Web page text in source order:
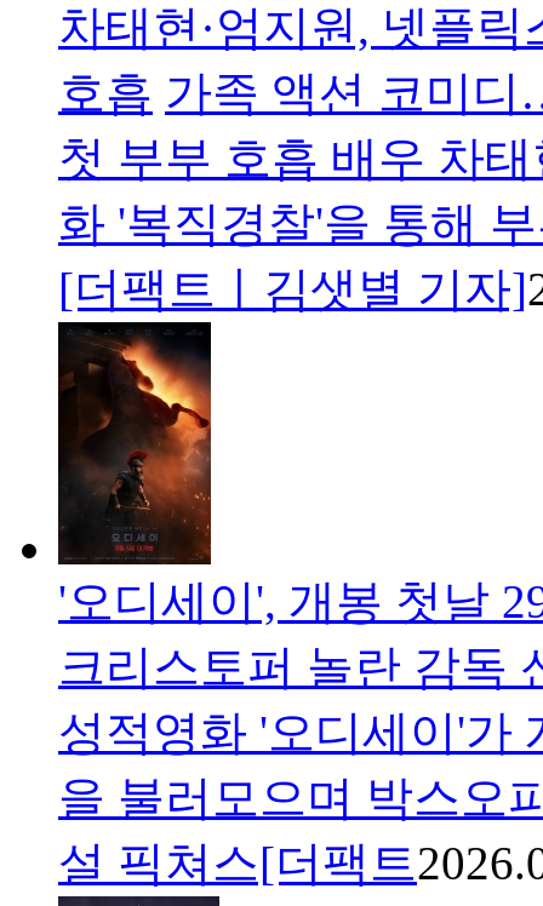
차태현·엄지원, 넷플
호흡 가족 액션 코미
첫 부부 호흡 배우 차
화 '복직경찰'을 통해
[더팩트ㅣ김샛별 기자]
'오디세이', 개봉 첫날
크리스토퍼 놀란 감독
성적영화 '오디세이'가
을 불러모으며 박스오
설 픽쳐스[더팩트